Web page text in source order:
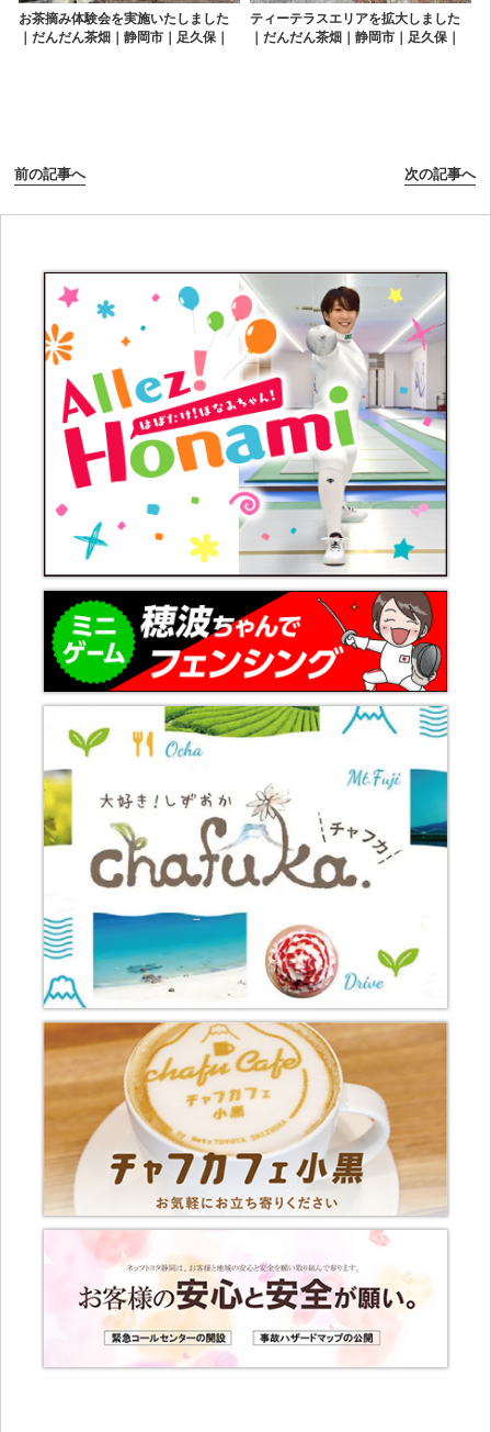
お茶摘み体験会を実施いたしました
｜だんだん茶畑｜静岡市｜足久保｜
ティーテラスエリアを拡大しました
｜だんだん茶畑｜静岡市｜足久保｜
前の記事へ 次の記事へ